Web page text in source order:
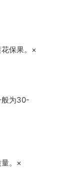
保果。×
般为30-
。×